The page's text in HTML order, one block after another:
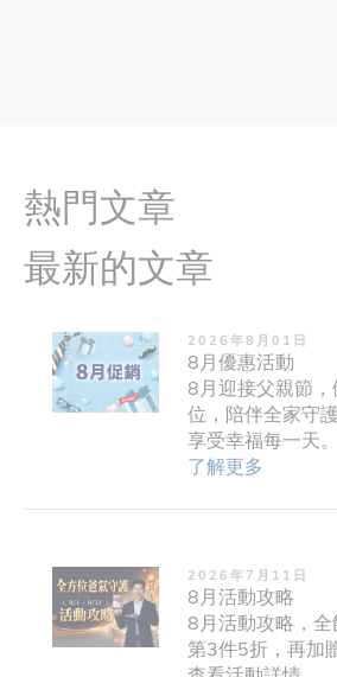
熱門文章
最新的文章
2026年8月01日
8月優惠活動
8月迎接父親節
位，陪伴全家守
享受幸福每一天。
了解更多
2026年7月11日
8月活動攻略
8月活動攻略，
第3件5折，再加